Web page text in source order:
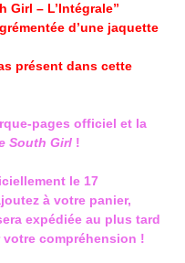
Girl – L’Intégrale”
d’une jaquette
présent dans cette
pages officiel et la
South Girl !
le 17
à votre panier,
expédiée au plus tard
votre compréhension !